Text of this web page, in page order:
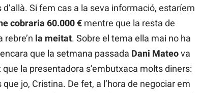
d’allà. Si fem cas a la seva informació, estaríem
cobraria 60.000 €mentre que la resta de
la meitat. Sobre el tema ella mai no ha
que la setmana passada Dani Mateova
la presentadora s’embutxaca molts diners:
jo, Cristina. De fet, a l’hora de negociar em